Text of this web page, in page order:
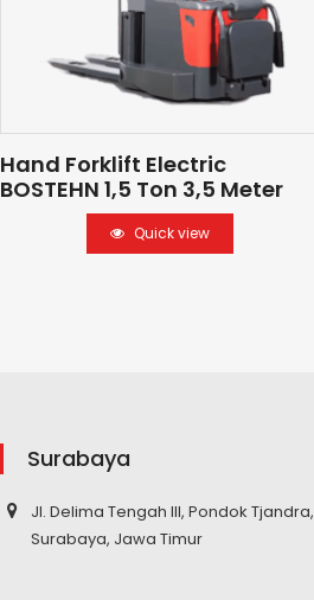
Hand Forklift Electric
BOSTEHN 1,5 Ton 3,5 Meter
Quick view
Surabaya
Jl. Delima Tengah III, Pondok Tjandra,
Surabaya, Jawa Timur